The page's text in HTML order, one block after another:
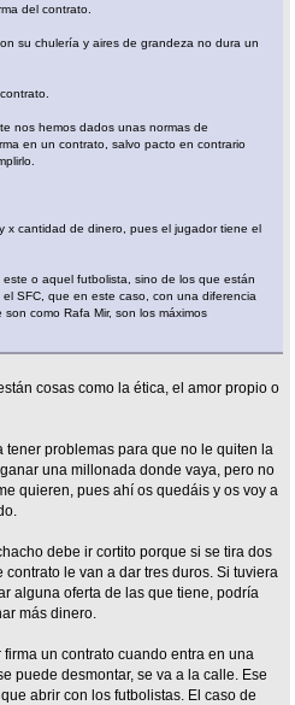
del contrato.
su chulería y aires de grandeza no dura un
nos hemos dados unas normas de
en un contrato, salvo pacto en contrario
x cantidad de dinero, pues el jugador tiene el
o aquel futbolista, sino de los que están
SFC, que en este caso, con una diferencia
como Rafa Mir, son los máximos
cosas como la ética, el amor propio o
tener problemas para que no le quiten la
una millonada donde vaya, pero no
quieren, pues ahí os quedáis y os voy a
debe ir cortito porque si se tira dos
le van a dar tres duros. Si tuviera
alguna oferta de las que tiene, podría
más dinero.
un contrato cuando entra en una
puede desmontar, se va a la calle. Ese
abrir con los futbolistas. El caso de